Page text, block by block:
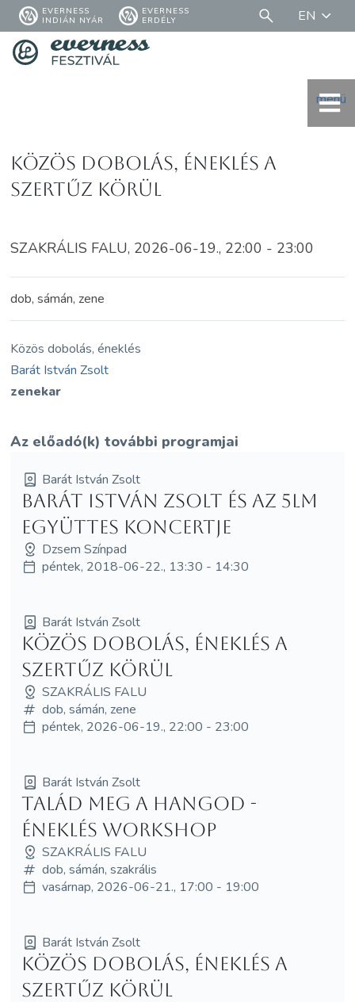
EVERNESS
INDIÁN NYÁR
EVERNESS
ERDÉLY
EN
menü
Közös dobolás, éneklés a
Szertűz körül
SZAKRÁLIS FALU, 2026-06-19., 22:00 - 23:00
dob, sámán, zene
Közös dobolás, éneklés
Barát István Zsolt
zenekar
Az előadó(k) további programjai
Barát István Zsolt
Barát István Zsolt és az 5LM
együttes koncertje
Dzsem Színpad
péntek, 2018-06-22., 13:30 - 14:30
Barát István Zsolt
Közös dobolás, éneklés a
Szertűz körül
SZAKRÁLIS FALU
dob, sámán, zene
péntek, 2026-06-19., 22:00 - 23:00
Barát István Zsolt
Talád meg a hangod -
éneklés workshop
SZAKRÁLIS FALU
dob, sámán, szakrális
vasárnap, 2026-06-21., 17:00 - 19:00
Barát István Zsolt
Közös dobolás, éneklés a
Szertűz körül